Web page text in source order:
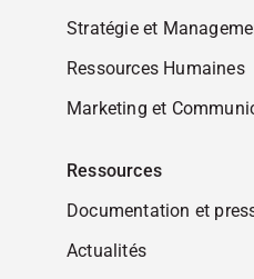
Stratégie et
Ressources Humaines
Marketing et
Ressources
Documentation et
Actualités